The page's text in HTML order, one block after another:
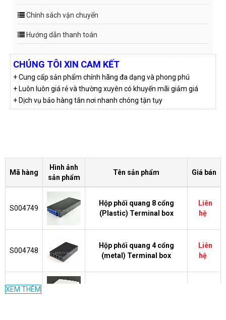
Chính sách vận chuyển
Hướng dẫn thanh toán
CHÚNG TÔI XIN CAM KẾT
+ Cung cấp sản phẩm chính hãng đa dạng và phong phú
+ Luôn luôn giá rẻ và thường xuyên có khuyến mãi giảm giá
+ Dịch vụ bảo hàng tân nơi nhanh chóng tận tụy
Mã hàng
Hình ảnh
sản phẩm
Tên sản phẩm Giá bán
S004749
Hộp phối quang 8 cổng
(Plastic) Terminal box
Liên
hệ
S004748
Hộp phối quang 4 cổng
(metal) Terminal box
Liên
hệ
S004747
XEM THÊM